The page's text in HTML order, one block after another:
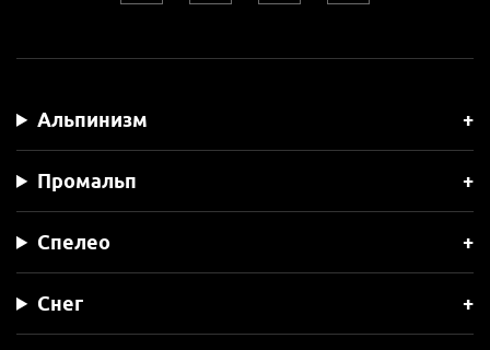
Альпинизм
Промальп
Спелео
Снег